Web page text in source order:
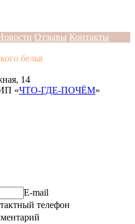
Отзывы Контакты
белья
14
«ЧТО-ГДЕ-ПОЧЁМ»
E-mail
телефон